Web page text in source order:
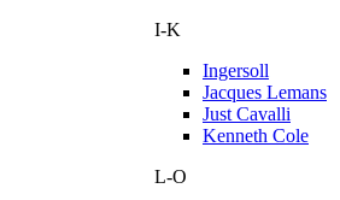
I-K
Ingersoll
Jacques Lemans
Just Cavalli
Kenneth Cole
L-O